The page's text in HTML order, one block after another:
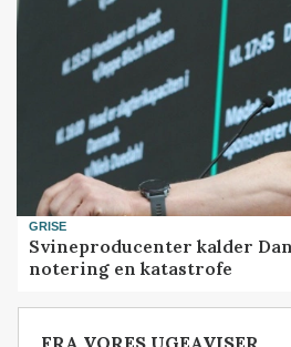
GRISE
Svineproducenter kalder
notering en katastrofe
FRA VORES UGEAVISER